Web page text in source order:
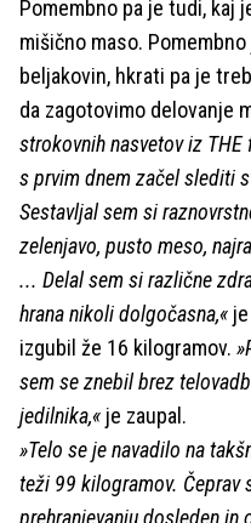
Pomembno pa je tudi, kaj
mišično maso.
beljakovin, hkrati pa je
da zagotovimo delovanje
strokovnih nasvetov iz
s prvim dnem začel slediti
Sestavljal sem si
zelenjavo, pusto meso,
... Delal sem si različne
hrana nikoli dolgočasna,«
izgubil že 16 kilogramov.
sem se znebil brez
jedilnika,« je zaupal.
»Telo se je navadilo na
teži 99 kilogramov. Čeprav
prehranjevanju dosleden in